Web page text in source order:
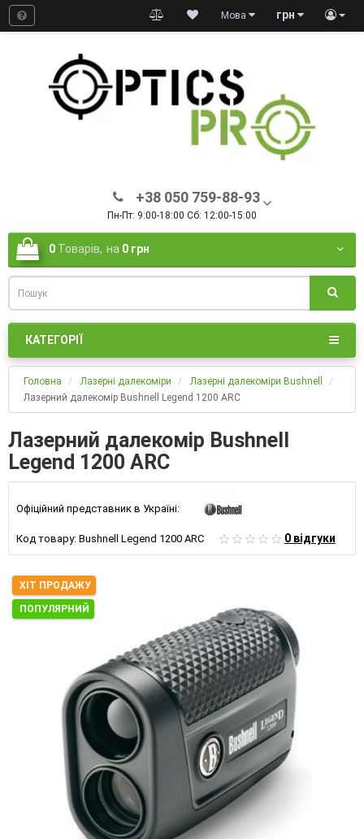
грн
Мова
+38 050 759-88-93
Пн-Пт: 9:00-18:00 Сб: 12:00-15:00
0 Товарів, на 0 грн
КАТЕГОРІЇ
Головна Лазерні далекоміри
Лазерні далекоміри Bushnell
Лазерний далекомір Bushnell Legend 1200 ARC
Лазерний далекомір Bushnell
Legend 1200 ARC
Офіційний представник в Україні:
Код товару: Bushnell Legend 1200 ARC 0 відгуки
ХІТ ПРОДАЖУ
ПОПУЛЯРНИЙ